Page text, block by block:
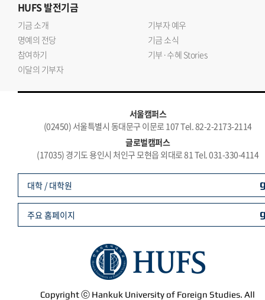
HUFS발전기금
기금 소개
기부자 예우
명예의 전당
기금 소식
참여하기
기부·수혜 Stories
이달의 기부자
서울캠퍼스
(02450) 서울특별시 동대문구 이문로 107 Tel. 82-2-2173-2114
글로벌캠퍼스
(17035) 경기도 용인시 처인구 모현읍 외대로 81 Tel. 031-330-4114
Copyright ⓒ Hankuk University of Foreign Studies. All
대학 / 대학원
주요 홈페이지